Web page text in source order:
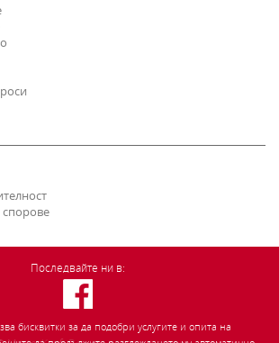
бисквитки за да подобри услугите и опита на
Последвайте ни в: